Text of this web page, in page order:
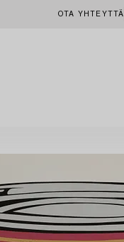
OTA YHTEYTTÄ